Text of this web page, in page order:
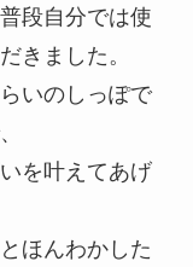
段自分では使
きました。
いのしっぽで
を叶えてあげ
ほんわかした